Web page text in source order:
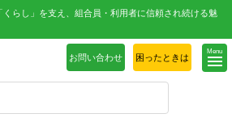
らし」を支え、組合員・利用者に信頼され続ける魅
Menu
お問い合わせ 困ったときは